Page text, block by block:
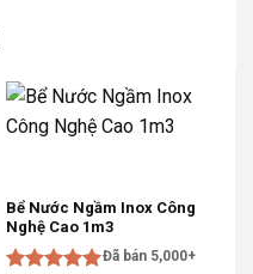
Bể Nước Ngầm Inox Công
Nghệ Cao 1m3
Đã bán 5,000+